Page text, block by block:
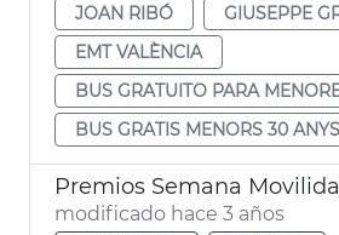
JOAN RIBÓ
GIUSEPPE
EMT VALÈNCIA
BUS GRATUITO PARA
BUS GRATIS MENORS 30 ANYS
Premios Semana
modificado hace 3 años